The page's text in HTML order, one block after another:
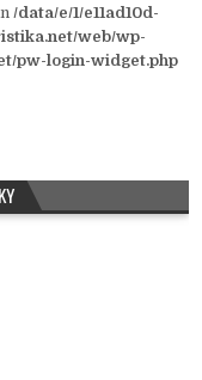
/data/e/1/e11ad10d-
web/wp-
pw-login-widget.php